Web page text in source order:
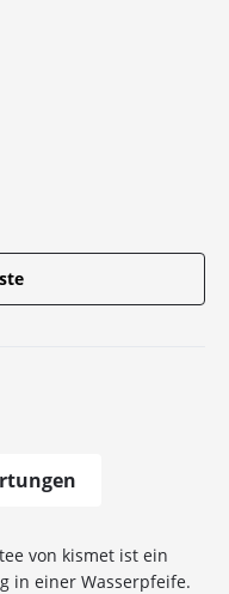
von kismet ist ein
in einer Wasserpfeife.